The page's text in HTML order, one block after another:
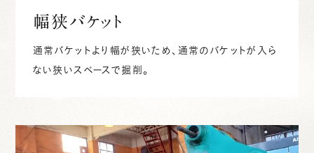
幅狭バケット
通常バケットより幅が狭いため、通常のバケットが入ら
ない狭いスペースで掘削。